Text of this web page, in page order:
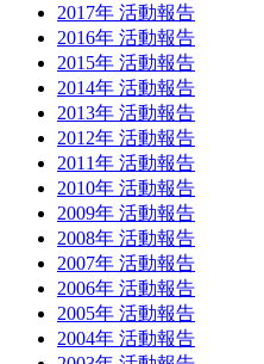
2017年 活動報告
2016年 活動報告
2015年 活動報告
2014年 活動報告
2013年 活動報告
2012年 活動報告
2011年 活動報告
2010年 活動報告
2009年 活動報告
2008年 活動報告
2007年 活動報告
2006年 活動報告
2005年 活動報告
2004年 活動報告